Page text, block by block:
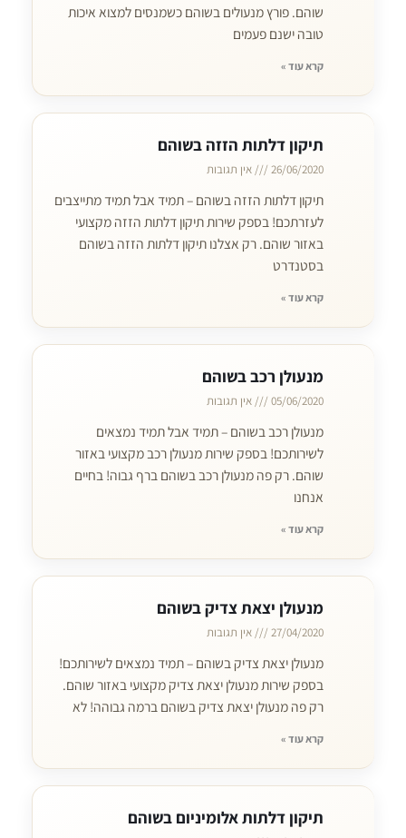
שוהם. פורץ מנעולים בשוהם כשמנסים למצוא איכות
טובה ישנם פעמים
קרא עוד »
תיקון דלתות הזזה בשוהם
26/06/2020 אין תגובות
תיקון דלתות הזזה בשוהם – תמיד אבל תמיד מתייצבים
לעזרתכם! בספק שירות תיקון דלתות הזזה מקצועי
באזור שוהם. רק אצלנו תיקון דלתות הזזה בשוהם
בסטנדרט
קרא עוד »
מנעולן רכב בשוהם
05/06/2020 אין תגובות
מנעולן רכב בשוהם – תמיד אבל תמיד נמצאים
לשירותכם! בספק שירות מנעולן רכב מקצועי באזור
שוהם. רק פה מנעולן רכב בשוהם ברף גבוה! בחיים
אנחנו
קרא עוד »
מנעולן יצאת צדיק בשוהם
27/04/2020 אין תגובות
מנעולן יצאת צדיק בשוהם – תמיד נמצאים לשירותכם!
בספק שירות מנעולן יצאת צדיק מקצועי באזור שוהם.
רק פה מנעולן יצאת צדיק בשוהם ברמה גבוהה! לא
קרא עוד »
תיקון דלתות אלומיניום בשוהם